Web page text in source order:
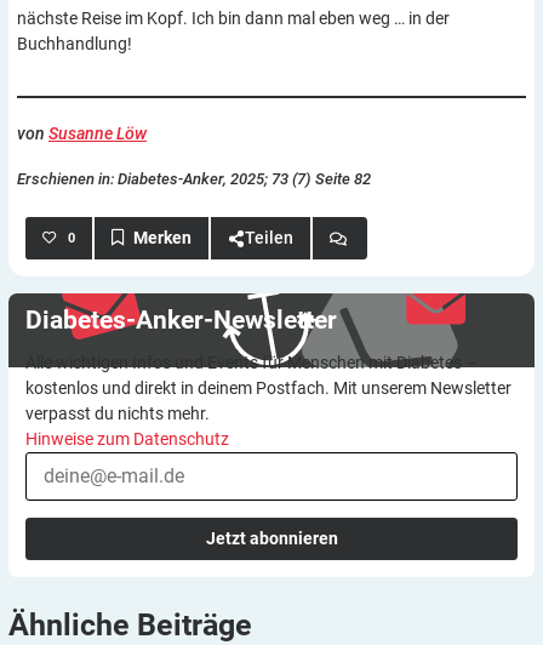
nächste Reise im Kopf. Ich bin dann mal eben weg … in der
Buchhandlung!
von Susanne Löw
Erschienen in: Diabetes-Anker, 2025; 73 (7) Seite 82
0 Teilen
Diabetes-Anker-Newsletter
Alle wichtigen Infos und Events für Menschen mit Diabetes –
kostenlos und direkt in deinem Postfach. Mit unserem Newsletter
verpasst du nichts mehr.
Hinweise zum Datenschutz
Jetzt abonnieren
Ähnliche Beiträge